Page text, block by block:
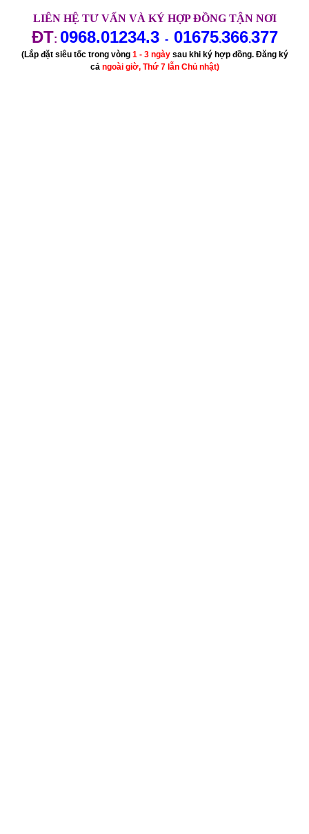
LIÊN HỆ TƯ VẤN VÀ KÝ HỢP ĐỒNG TẬN NƠI
ĐT: 0968.01234.3- 01675.366.377
(Lắp đặt siêu tốc trong vòng 1 - 3 ngày sau khi ký hợp đồng. Đăng ký
cả ngoài giờ, Thứ 7 lẫn Chủ nhật)